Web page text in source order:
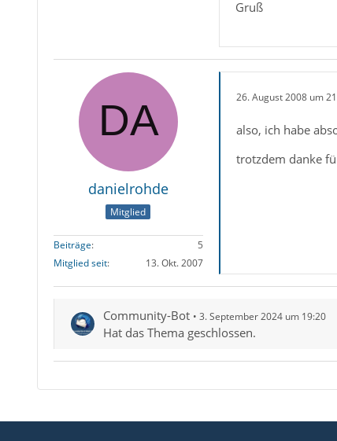
Gruß
danielrohde
Mitglied
Beiträge
5
Mitglied seit
13. Okt. 2007
26. August 2008 um
also, ich habe
trotzdem danke
Community-Bot 3. September 2024 um 19:20
Hat das Thema geschlossen.